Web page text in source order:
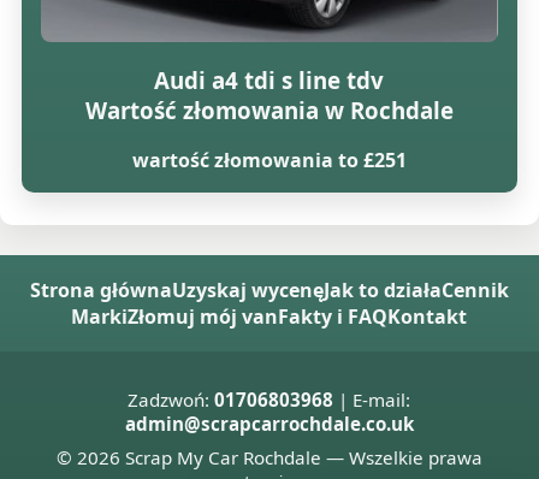
Audi a4 tdi s line tdv
Wartość złomowania w Rochdale
wartość złomowania to £251
Strona głównaUzyskaj wycenęJak to działaCennik
MarkiZłomuj mój vanFakty i FAQKontakt
Zadzwoń:01706803968 | E-mail:
admin@scrapcarrochdale.co.uk
© 2026 Scrap My Car Rochdale — Wszelkie prawa